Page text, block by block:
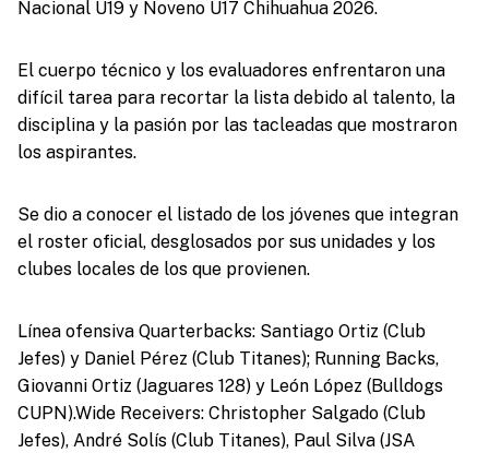
Nacional U19 y Noveno U17 Chihuahua 2026.
El cuerpo técnico y los evaluadores enfrentaron una
difícil tarea para recortar la lista debido al talento, la
disciplina y la pasión por las tacleadas que mostraron
los aspirantes.
Se dio a conocer el listado de los jóvenes que integran
el roster oficial, desglosados por sus unidades y los
clubes locales de los que provienen.
Línea ofensiva Quarterbacks: Santiago Ortiz (Club
Jefes) y Daniel Pérez (Club Titanes); Running Backs,
Giovanni Ortiz (Jaguares 128) y León López (Bulldogs
CUPN).Wide Receivers: Christopher Salgado (Club
Jefes), André Solís (Club Titanes), Paul Silva (JSA